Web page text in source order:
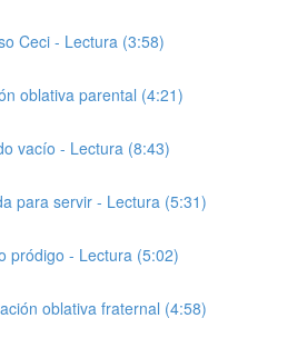
Ceci - Lectura (3:58)
oblativa parental (4:21)
vacío - Lectura (8:43)
para servir - Lectura (5:31)
pródigo - Lectura (5:02)
oblativa fraternal (4:58)